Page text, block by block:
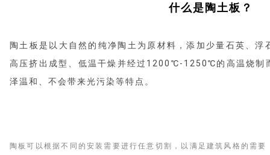
什么是陶土板？
陶土板是以大自然的纯净陶土为原材料，添加少量石英、
高压挤出成型、低温干燥并经过1200℃-1250℃的高温烧制
泽温和、不会带来光污染等特点。
陶板可以根据不同的安装需要进行任意切割，以满足建筑风格的需